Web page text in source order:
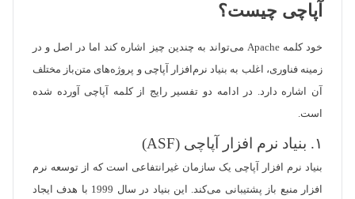
آپاچی چیست؟
خود کلمه Apache می‌تواند به چندین چیز اشاره کند اما در اصل و در
زمینه فناوری، اغلب به بنیاد نرم‌افزار آپاچی و پروژه‌های متن‌باز مختلف
آن اشاره دارد. در ادامه دو تفسیر رایج از کلمه آپاچی آورده شده
است.
١. بنیاد نرم افزار آپاچی (ASF)
بنیاد نرم افزار آپاچی یک سازمان غیرانتفاعی است که از توسعه نرم
افزار منبع باز پشتیبانی می‌کند. این بنیاد در سال 1999 با هدف ایجاد